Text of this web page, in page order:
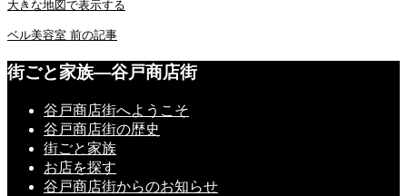
大きな地図で表示する
ベル美容室 前の記事
街ごと家族―谷戸商店街
谷戸商店街へようこそ
谷戸商店街の歴史
街ごと家族
お店を探す
谷戸商店街からのお知らせ